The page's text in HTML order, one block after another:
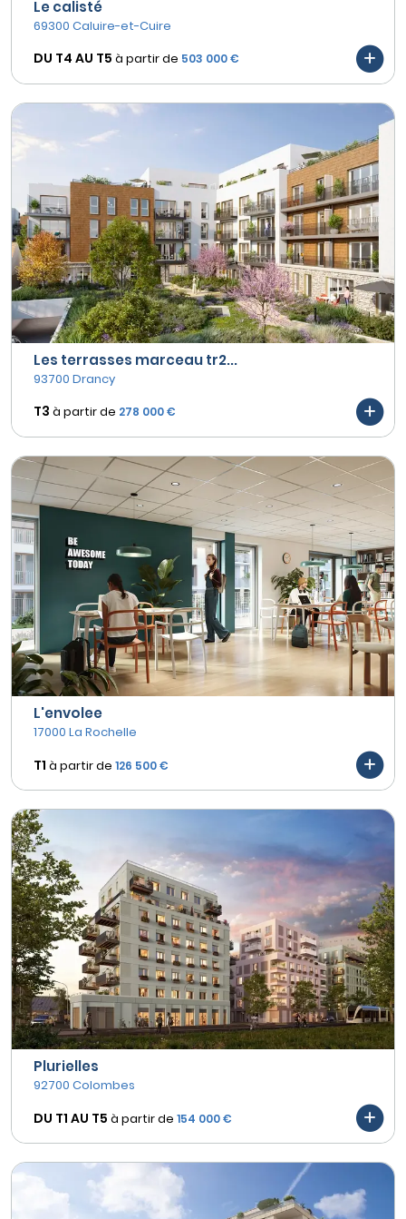
Le calisté
69300 Caluire-et-Cuire
DU T4 AU T5 à partir de 503 000 €
Les terrasses marceau tr2...
93700 Drancy
T3 à partir de 278 000 €
L'envolee
17000 La Rochelle
T1 à partir de 126 500 €
Plurielles
92700 Colombes
DU T1 AU T5 à partir de 154 000 €